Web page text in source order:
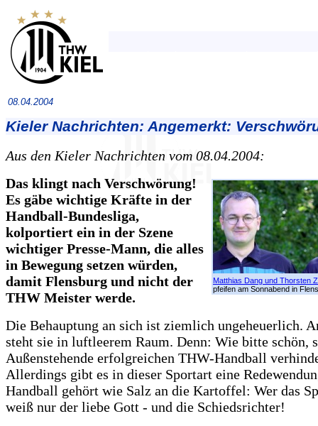
08.04.2004
Kieler Nachrichten: Angemerkt:
Aus den Kieler Nachrichten vom 08.04.2004:
Matthias Dang und Thorsten
pfeifen am Sonnabend in
Das klingt nach Verschwörung!
Es gäbe wichtige Kräfte in der
Handball-Bundesliga,
kolportiert ein in der Szene
wichtiger Presse-Mann, die alles
in Bewegung setzen würden,
damit Flensburg und nicht der
THW Meister werde.
Die Behauptung an sich ist ziemlich ungeheuerlich.
steht sie in luftleerem Raum. Denn: Wie bitte schön,
Außenstehende erfolgreichen THW-Handball
Allerdings gibt es in dieser Sportart eine
Handball gehört wie Salz an die Kartoffel: Wer das
weiß nur der liebe Gott - und die Schiedsrichter!